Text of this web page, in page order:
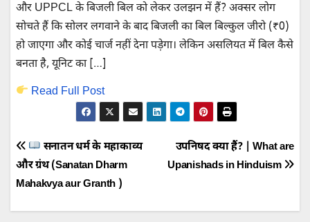
और UPPCL के बिजली बिल को लेकर उलझन में हैं? अक्सर लोग
सोचते हैं कि सोलर लगवाने के बाद बिजली का बिल बिल्कुल जीरो (₹0)
हो जाएगा और कोई चार्ज नहीं देना पड़ेगा। लेकिन असलियत में बिल कैसे
बनता है, यूनिट का […]
Read Full Post
Post
navigation
उपनिषद क्या हैं? | What are
Upanishads in Hinduism
सनातन धर्म के महाकाव्य
और ग्रंथ (Sanatan Dharm
Mahakvya aur Granth )